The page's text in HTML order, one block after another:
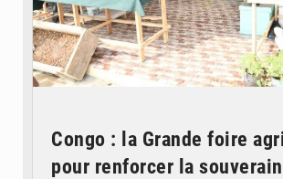
Congo : la Grande foire
pour renforcer la